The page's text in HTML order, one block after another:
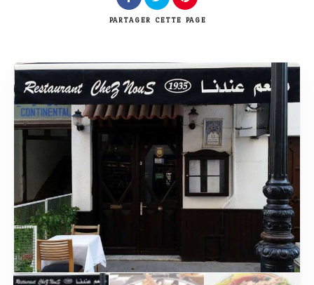
Rechercher
PARTAGER CETTE PAGE